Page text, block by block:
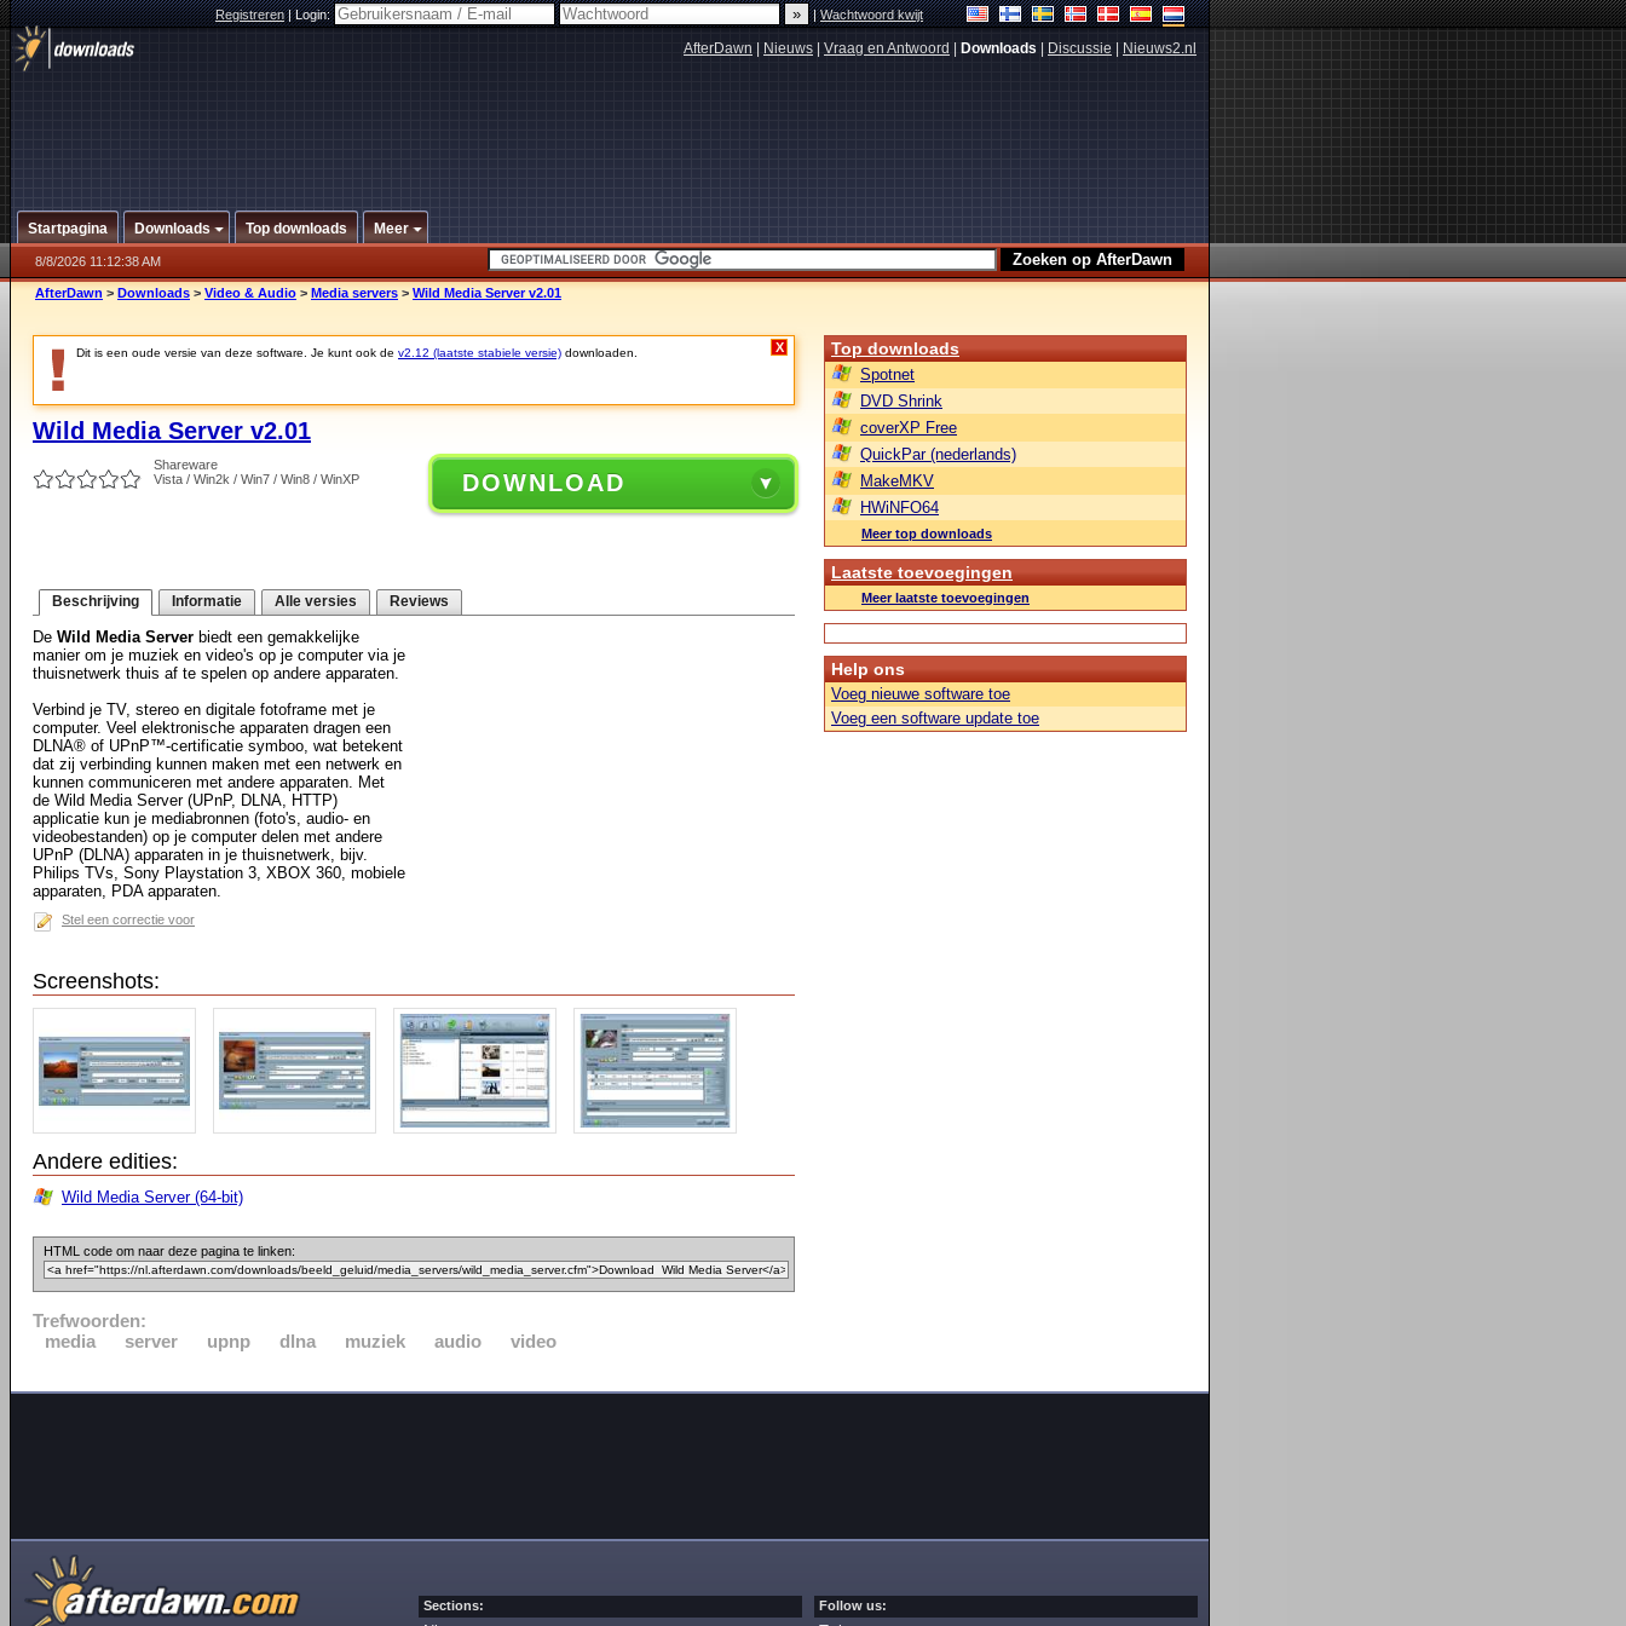
Registreren|Login: |Wachtwoord kwijt
AfterDawn Nieuws Vraag en Antwoord Downloads Discussie Nieuws2.nl
Startpagina Downloads Top downloads Meer
8/8/2026 11:12:38 AM
AfterDawn > Downloads > Video & Audio > Media servers > Wild Media Server v2.01
Dit is een oude versie van deze software. Je kunt ook de v2.12 (laatste stabiele versie) downloaden. X
Wild Media Server v2.01
Shareware
Vista / Win2k / Win7 / Win8 / WinXP
DOWNLOAD
Beschrijving Informatie Alle versies Reviews
De Wild Media Server biedt een gemakkelijke
manier om je muziek en video's op je computer via je
thuisnetwerk thuis af te spelen op andere apparaten.
Verbind je TV, stereo en digitale fotoframe met je
computer. Veel elektronische apparaten dragen een
DLNA® of UPnP™-certificatie symboo, wat betekent
dat zij verbinding kunnen maken met een netwerk en
kunnen communiceren met andere apparaten. Met
de Wild Media Server (UPnP, DLNA, HTTP)
applicatie kun je mediabronnen (foto's, audio- en
videobestanden) op je computer delen met andere
UPnP (DLNA) apparaten in je thuisnetwerk, bijv.
Philips TVs, Sony Playstation 3, XBOX 360, mobiele
apparaten, PDA apparaten.
Stel een correctie voor
Screenshots:
Andere edities:
Wild Media Server (64-bit)
HTML code om naar deze pagina te linken:
Trefwoorden:
media
server upnp dlna muziek audio video
Top downloads
Spotnet
DVD Shrink
coverXP Free
QuickPar (nederlands)
MakeMKV
HWiNFO64
Meer top downloads
Laatste toevoegingen
Meer laatste toevoegingen
Help ons
Voeg nieuwe software toe
Voeg een software update toe
Sections: Follow us: